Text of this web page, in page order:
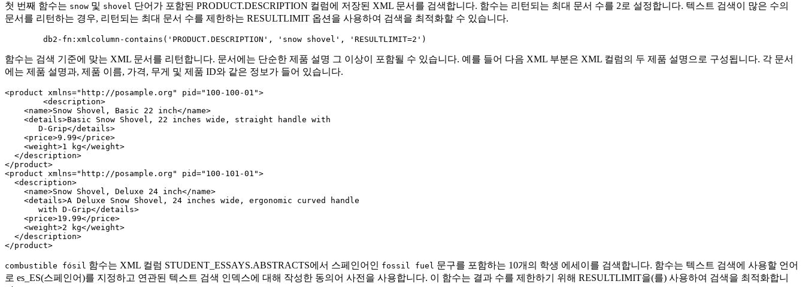
첫 번째 함수는 snow 및 shovel 단어가 포함된 PRODUCT.DESCRIPTION 컬럼에 저장된 XML 문서를 검색합니다. 함수는 리턴되는 최대 문서 수를 2로 설정합니다. 텍스트 검색이 많은 수의
문서를 리턴하는 경우, 리턴되는 최대 문서 수를 제한하는 RESULTLIMIT 옵션을 사용하여 검색을 최적화할 수 있습니다.
	db2-fn:xmlcolumn-contains('PRODUCT.DESCRIPTION', 'snow shovel', 'RESULTLIMIT=2')
함수는 검색 기준에 맞는 XML 문서를 리턴합니다. 문서에는 단순한 제품 설명 그 이상이 포함될 수 있습니다. 예를 들어 다음 XML 부분은 XML 컬럼의 두 제품 설명으로 구성됩니다. 각 문서
에는 제품 설명과, 제품 이름, 가격, 무게 및 제품 ID와 같은 정보가 들어 있습니다.
<product xmlns="http://posample.org" pid="100-100-01">
    <name>Snow Shovel, Basic 22 inch</name>
    <details>Basic Snow Shovel, 22 inches wide, straight handle with
       D-Grip</details>
    <price>9.99</price>
    <weight>1 kg</weight>
  </description>
</product>
<product xmlns="http://posample.org" pid="100-101-01">
  <description>
    <name>Snow Shovel, Deluxe 24 inch</name>
    <details>A Deluxe Snow Shovel, 24 inches wide, ergonomic curved handle
       with D-Grip</details>
    <price>19.99</price>
    <weight>2 kg</weight>
  </description>
</product>
combustible fósil 함수는 XML 컬럼 STUDENT_ESSAYS.ABSTRACTS에서 스페인어인 fossil fuel 문구를 포함하는 10개의 학생 에세이를 검색합니다. 함수는 텍스트 검색에 사용할 언어
로 es_ES(스페인어)를 지정하고 연관된 텍스트 검색 인덱스에 대해 작성한 동의어 사전을 사용합니다. 이 함수는 결과 수를 제한하기 위해 RESULTLIMIT을(를) 사용하여 검색을 최적화합니